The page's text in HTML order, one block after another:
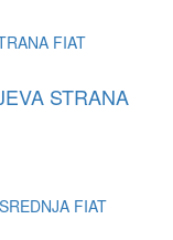
STRANA